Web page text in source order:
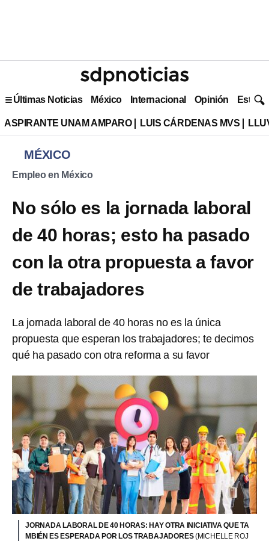
Últimas Noticias México Internacional Opinión Estilo
ASPIRANTE UNAM AMPARO LUIS CÁRDENAS MVS
MÉXICO
Empleo en México
No sólo es la jornada laboral
de 40 horas; esto ha pasado
con la otra propuesta a favor
de trabajadores
La jornada laboral de 40 horas no es la única
propuesta que esperan los trabajadores; te decimos
qué ha pasado con otra reforma a su favor
JORNADA LABORAL DE 40 HORAS: HAY OTRA INICIATIVA QUE TA
MBIÉN ES ESPERADA POR LOS TRABAJADORES(MICHELLE ROJ